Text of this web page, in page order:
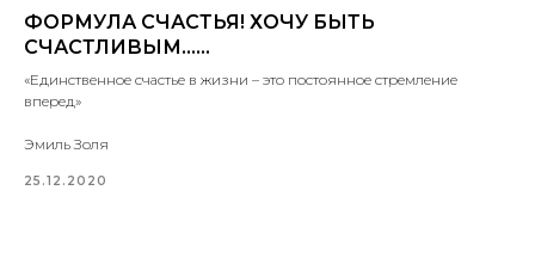
ФОРМУЛА СЧАСТЬЯ! ХОЧУ БЫТЬ
СЧАСТЛИВЫМ……
«Единственное счастье в жизни – это постоянное стремление
вперед»
Эмиль Золя
25.12.2020